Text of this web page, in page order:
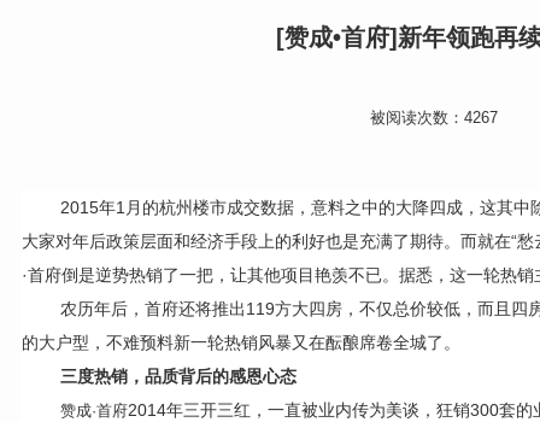
[赞成•首府]新年领跑再
被阅读次数：4267
2015年1月的杭州楼市成交数据，意料之中的大降四成，这其中
大家对年后政策层面和经济手段上的利好也是充满了期待。而就在“
·首府倒是逆势热销了一把，让其他项目艳羡不已。据悉，这一轮热
农历年后，首府还将推出119方大四房，不仅总价较低，而且四
的大户型，不难预料新一轮热销风暴又在酝酿席卷全城了。
三度热销，品质背后的感恩心态
赞成·首府2014年三开三红，一直被业内传为美谈，狂销300套